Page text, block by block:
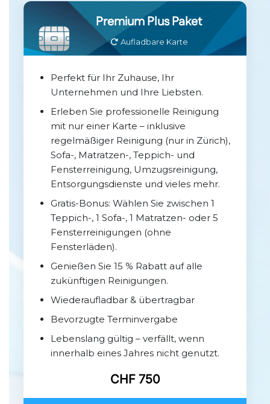
Premium Plus Paket
Aufladbare Karte
Perfekt für Ihr Zuhause, Ihr
Unternehmen und Ihre Liebsten.
Erleben Sie professionelle Reinigung
mit nur einer Karte – inklusive
regelmäßiger Reinigung (nur in Zürich),
Sofa-, Matratzen-, Teppich- und
Fensterreinigung, Umzugsreinigung,
Entsorgungsdienste und vieles mehr.
Gratis-Bonus: Wählen Sie zwischen 1
Teppich-, 1 Sofa-, 1 Matratzen- oder 5
Fensterreinigungen (ohne
Fensterläden).
Genießen Sie 15 % Rabatt auf alle
zukünftigen Reinigungen.
Wiederaufladbar & übertragbar
Bevorzugte Terminvergabe
Lebenslang gültig – verfällt, wenn
innerhalb eines Jahres nicht genutzt.
CHF 750